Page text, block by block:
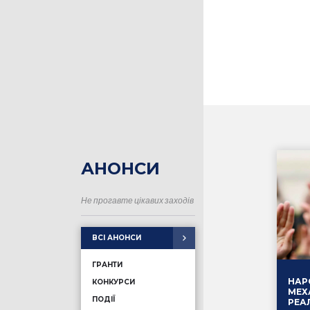
АНОНСИ
Не прогавте цікавих заходів
ВСІ АНОНСИ
ГРАНТИ
КОНКУРСИ
ПОДІЇ